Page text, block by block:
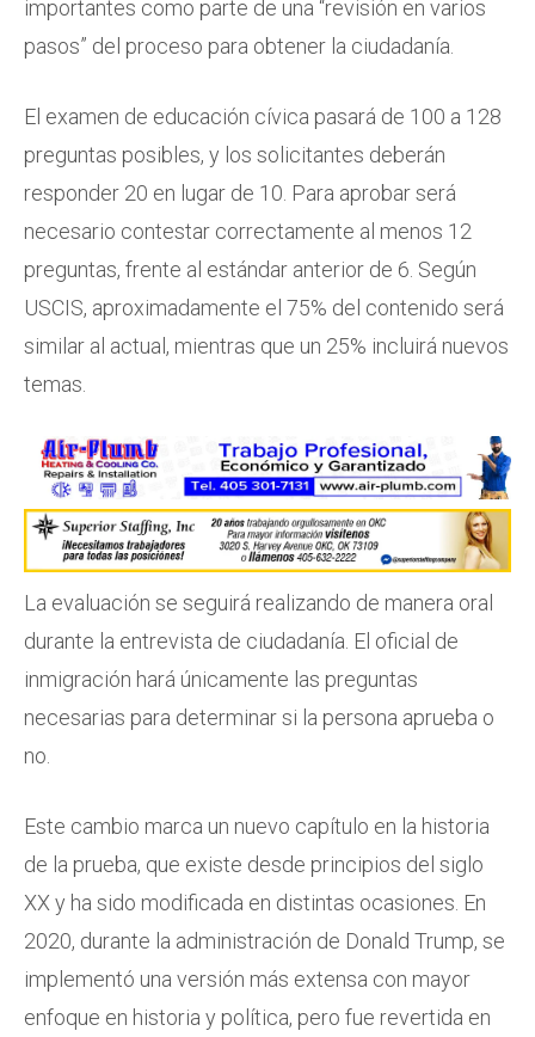
importantes como parte de una “revisión en varios
pasos” del proceso para obtener la ciudadanía.
El examen de educación cívica pasará de 100 a 128
preguntas posibles, y los solicitantes deberán
responder 20 en lugar de 10. Para aprobar será
necesario contestar correctamente al menos 12
preguntas, frente al estándar anterior de 6. Según
USCIS, aproximadamente el 75% del contenido será
similar al actual, mientras que un 25% incluirá nuevos
temas.
La evaluación se seguirá realizando de manera oral
durante la entrevista de ciudadanía. El oficial de
inmigración hará únicamente las preguntas
necesarias para determinar si la persona aprueba o
no.
Este cambio marca un nuevo capítulo en la historia
de la prueba, que existe desde principios del siglo
XX y ha sido modificada en distintas ocasiones. En
2020, durante la administración de Donald Trump, se
implementó una versión más extensa con mayor
enfoque en historia y política, pero fue revertida en